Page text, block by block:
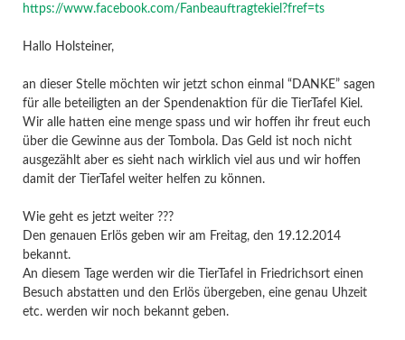
https://www.facebook.com/Fanbeauftragtekiel?fref=ts
Hallo Holsteiner,
an dieser Stelle möchten wir jetzt schon einmal “DANKE” sagen
für alle beteiligten an der Spendenaktion für die TierTafel Kiel.
Wir alle hatten eine menge spass und wir hoffen ihr freut euch
über die Gewinne aus der Tombola. Das Geld ist noch nicht
ausgezählt aber es sieht nach wirklich viel aus und wir hoffen
damit der TierTafel weiter helfen zu können.
Wie geht es jetzt weiter ???
Den genauen Erlös geben wir am Freitag, den 19.12.2014
bekannt.
An diesem Tage werden wir die TierTafel in Friedrichsort einen
Besuch abstatten und den Erlös übergeben, eine genau Uhzeit
etc. werden wir noch bekannt geben.